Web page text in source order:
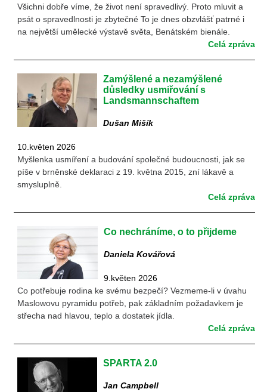
Všichni dobře víme, že život není spravedlivý. Proto mluvit a
psát o spravedlnosti je zbytečné To je dnes obzvlášť patrné i
na největší umělecké výstavě světa, Benátském bienále.
Celá zpráva
Zamýšlené a nezamýšlené
důsledky usmiřování s
Landsmannschaftem
Dušan Mišík
10.květen 2026
Myšlenka usmíření a budování společné budoucnosti, jak se
píše v brněnské deklaraci z 19. května 2015, zní lákavě a
smysluplně.
Celá zpráva
Co nechráníme, o to přijdeme
Daniela Kovářová
9.květen 2026
Co potřebuje rodina ke svému bezpečí? Vezmeme-li v úvahu
Maslowovu pyramidu potřeb, pak základním požadavkem je
střecha nad hlavou, teplo a dostatek jídla.
Celá zpráva
SPARTA 2.0
Jan Campbell